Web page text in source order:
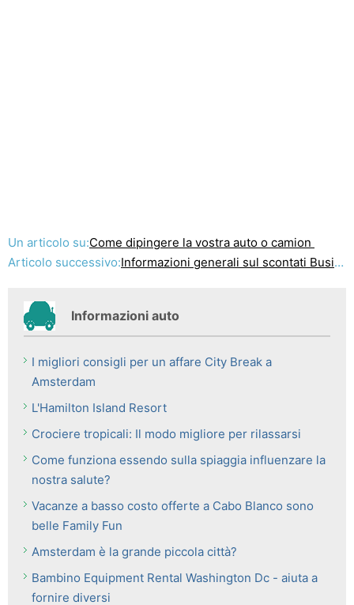
Un articolo su:Come dipingere la vostra auto o camion
Articolo successivo:Informazioni generali sul scontati Business Class Biglietti
Informazioni auto
I migliori consigli per un affare City Break a
Amsterdam
L'Hamilton Island Resort
Crociere tropicali: Il modo migliore per rilassarsi
Come funziona essendo sulla spiaggia influenzare la
nostra salute?
Vacanze a basso costo offerte a Cabo Blanco sono
belle Family Fun
Amsterdam è la grande piccola città?
Bambino Equipment Rental Washington Dc - aiuta a
fornire diversi